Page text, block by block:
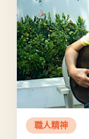
職人精神